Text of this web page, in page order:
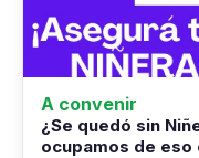
A convenir
¿Se quedó sin
ocupamos de